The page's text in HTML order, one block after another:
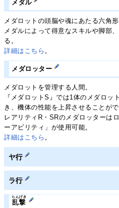
メダル
メダロットの頭脳や魂にあたる六角形
メダルによって得意なスキルや脚部
る。
詳細はこちら 。
メダロッター
メダロットを管理する人間。
『メダロットS』では1体のメダロッ
き、機体の性能を上昇させることがで
レアリティR・SRのメダロッターは
ーアビリティ」が使用可能。
詳細はこちら 。
ヤ行
ラ行
乱撃
らんげき